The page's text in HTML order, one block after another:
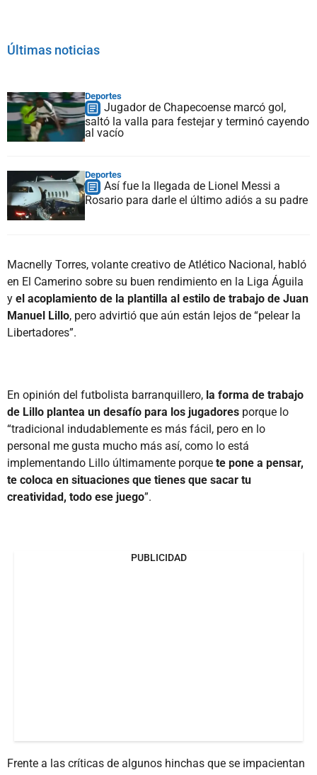
Últimas noticias
Deportes
Jugador de Chapecoense marcó gol,
saltó la valla para festejar y terminó cayendo
al vacío
Deportes
Así fue la llegada de Lionel Messi a
Rosario para darle el último adiós a su padre
Macnelly Torres, volante creativo de Atlético Nacional, habló
en El Camerino sobre su buen rendimiento en la Liga Águila
y el acoplamiento de la plantilla al estilo de trabajo de Juan
Manuel Lillo, pero advirtió que aún están lejos de “pelear la
Libertadores”.
En opinión del futbolista barranquillero, la forma de trabajo
de Lillo plantea un desafío para los jugadores porque lo
“tradicional indudablemente es más fácil, pero en lo
personal me gusta mucho más así, como lo está
implementando Lillo últimamente porque te pone a pensar,
te coloca en situaciones que tienes que sacar tu
creatividad, todo ese juego”.
PUBLICIDAD
Frente a las críticas de algunos hinchas que se impacientan